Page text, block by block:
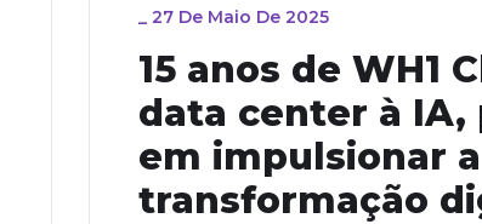
_ 27 De Maio De 2025
15 anos de WH1
data center à IA,
em impulsionar a
transformação